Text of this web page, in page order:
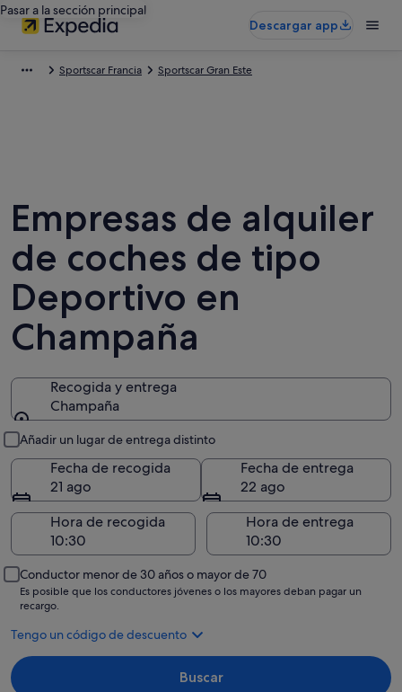
Pasar a la sección principal
Descargar app
Sportscar Francia Sportscar Gran Este
Empresas de alquiler
de coches de tipo
Deportivo en
Champaña
Recogida y entrega
Champaña
Añadir un lugar de entrega distinto
Fecha de recogida
21 ago
Fecha de entrega
22 ago
Hora de recogida
Hora de entrega
Conductor menor de 30 años o mayor de 70
Es posible que los conductores jóvenes o los mayores deban pagar un
recargo.
Tengo un código de descuento
Buscar